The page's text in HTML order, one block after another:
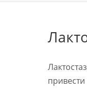
привести